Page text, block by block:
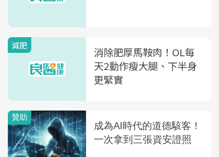
減肥
消除肥厚馬鞍肉！OL每
天2動作瘦大腿、下半身
更緊實